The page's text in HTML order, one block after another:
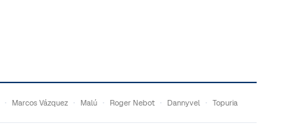
Marcos Vázquez Malú Roger Nebot Dannyvel Topuria